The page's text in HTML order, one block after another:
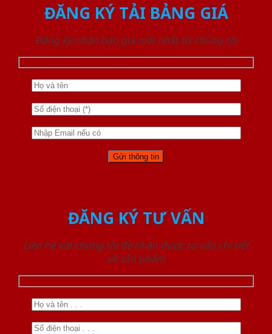
ĐĂNG KÝ TẢI BẢNG GIÁ
Đăng ký nhận báo giá mới nhất từ chúng tôi
ĐĂNG KÝ TƯ VẤN
Liên hệ với chúng tôi để nhận được tư vấn chi tiết
về sản phẩm